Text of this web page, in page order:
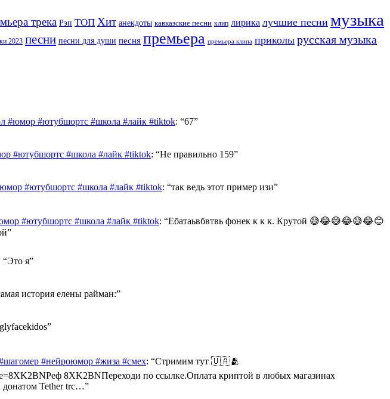
трека Рэп ТОП Хит анекдоты кавказские песни клип лирика лучшие песни музыка
2023 песни песни для души песня премьера премьера клипа приколы русская музыка
#юмор #ютубшортс #школа #лайк #tiktok: “67”
#ютубшортс #школа #лайк #tiktok: “Не правильно 159”
#ютубшортс #школа #лайк #tiktok: “так ведь этот пример изи”
#ютубшортс #школа #лайк #tiktok: “Ебатаьвбвтвь фонек к к к. Крутой 😅😂😅😂😅😂😊
”
“Это я”
история елены райман:”
”
#нейроюмор #жиза #смех: “Стримим тут 🇺🇦🫂
8XK2BNПереходи по ссылке.Оплата криптой в любых магазинах
Tether trc…”